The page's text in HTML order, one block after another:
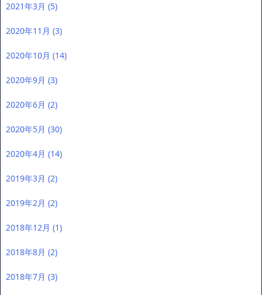
2021年3月 (5)
2020年11月 (3)
2020年10月 (14)
2020年9月 (3)
2020年6月 (2)
2020年5月 (30)
2020年4月 (14)
2019年3月 (2)
2019年2月 (2)
2018年12月 (1)
2018年8月 (2)
2018年7月 (3)